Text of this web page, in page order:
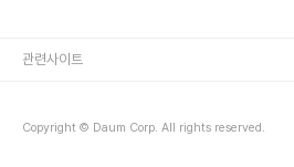
Copyright © Daum Corp. All rights reserved.
관련사이트